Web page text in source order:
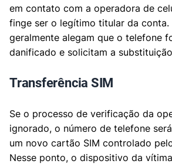
em contato com a operadora de
finge ser o legítimo titular da conta.
geralmente alegam que o telefone
danificado e solicitam a
Transferência SIM
Se o processo de verificação da
ignorado, o número de telefone
um novo cartão SIM controlado
Nesse ponto, o dispositivo da